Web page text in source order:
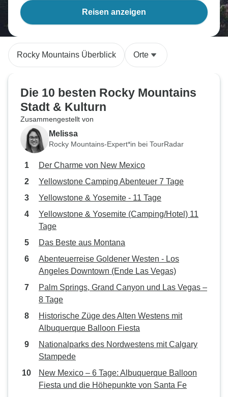
Reisen anzeigen
Rocky Mountains Überblick Orte
Die 10 besten Rocky Mountains
Stadt & Kulturn
Zusammengestellt von
Melissa
Rocky Mountains-Expert*in bei TourRadar
Der Charme von New Mexico
Yellowstone Camping Abenteuer 7 Tage
Yellowstone & Yosemite - 11 Tage
Yellowstone & Yosemite (Camping/Hotel) 11
Tage
Das Beste aus Montana
Abenteuerreise Goldener Westen - Los
Angeles Downtown (Ende Las Vegas)
Palm Springs, Grand Canyon und Las Vegas –
8 Tage
Historische Züge des Alten Westens mit
Albuquerque Balloon Fiesta
Nationalparks des Nordwestens mit Calgary
Stampede
New Mexico – 6 Tage: Albuquerque Balloon
Fiesta und die Höhepunkte von Santa Fe